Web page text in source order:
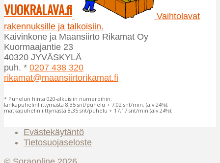
VUOKRALAVA.fi
Vaihtolavat
rakennuksille ja talkoisiin.
Kaivinkone ja Maansiirto Rikamat Oy
Kuormaajantie 23
40320 JYVÄSKYLÄ
puh. * 0207 438 320
rikamat@maansiirtorikamat.fi
* Puhelun hinta 020-alkuisiin numeroihin:
lankapuhelinliittymästä 8,35 snt/puhelu + 7,02 snt/min. (alv 24%),
matkapuhelinliittymästä 8,35 snt/puhelu + 17,17 snt/min (alv 24%):
Evästekäytäntö
Tietosuojaseloste